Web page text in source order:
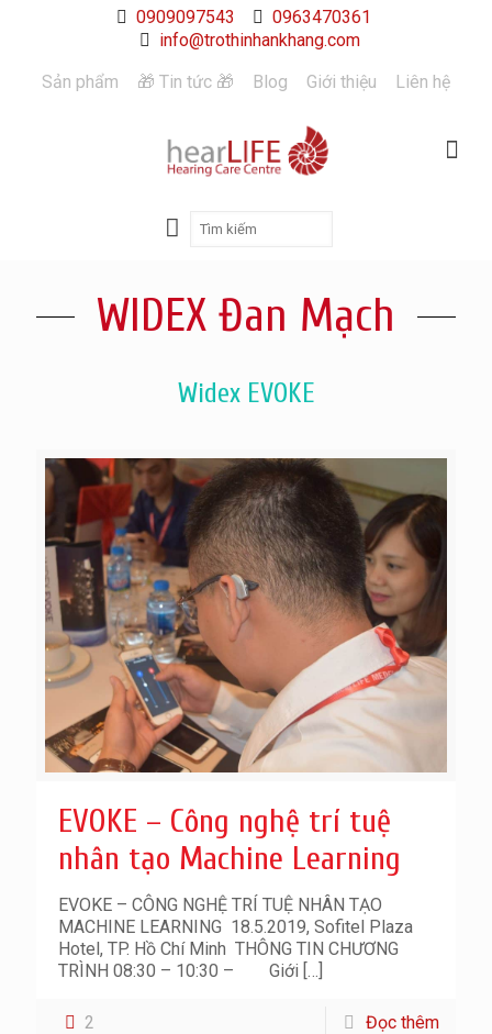
0909097543
0963470361
info@trothinhankhang.com
Sản phẩm
🎁 Tin tức 🎁 Blog Giới thiệu Liên hệ
WIDEX Đan Mạch
Widex EVOKE
EVOKE – Công nghệ trí tuệ
nhân tạo Machine Learning
EVOKE – CÔNG NGHỆ TRÍ TUỆ NHÂN TẠO
MACHINE LEARNING 18.5.2019, Sofitel Plaza
Hotel, TP. Hồ Chí Minh THÔNG TIN CHƯƠNG
TRÌNH 08:30 – 10:30 – Giới […]
2 Đọc thêm